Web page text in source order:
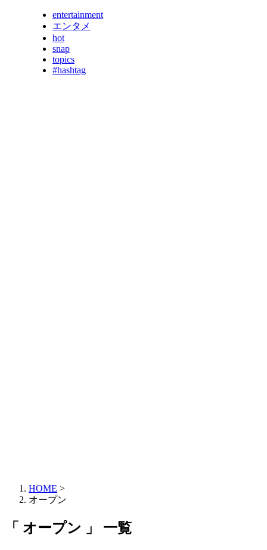
entertainment
エンタメ
hot
snap
topics
#hashtag
HOME >
オープン
「 オープン 」 一覧